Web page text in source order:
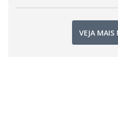
VEJA MAIS